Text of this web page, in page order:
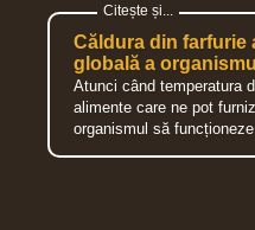
Căldura din farfurie
globală a
Atunci când temperatura
alimente care ne pot
organismul să